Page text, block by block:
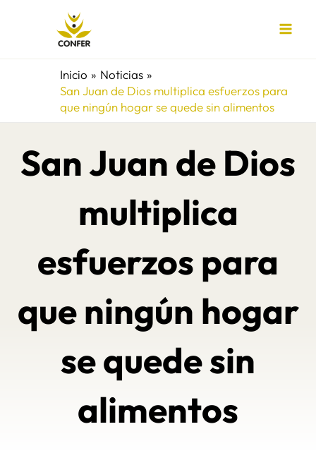
Inicio
Noticias
San Juan de Dios multiplica esfuerzos para
que ningún hogar se quede sin alimentos
San Juan de Dios
multiplica
esfuerzos para
que ningún hogar
se quede sin
alimentos